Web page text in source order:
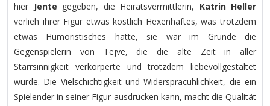
hier Jente gegeben, die Heiratsvermittlerin, Katrin Heller
verlieh ihrer Figur etwas köstlich Hexenhaftes, was trotzdem
etwas Humoristisches hatte, sie war im Grunde die
Gegenspielerin von Tejve, die die alte Zeit in aller
Starrsinnigkeit verkörperte und trotzdem liebevollgestaltet
wurde. Die Vielschichtigkeit und Widerspräcuhlichkeit, die ein
Spielender in seiner Figur ausdrücken kann, macht die Qualität